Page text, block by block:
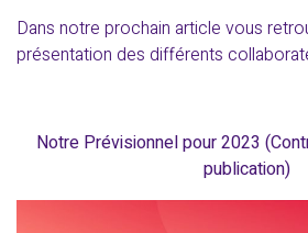
Dans notre prochain article vous
présentation des différents
Notre Prévisionnel pour 2023
publication)